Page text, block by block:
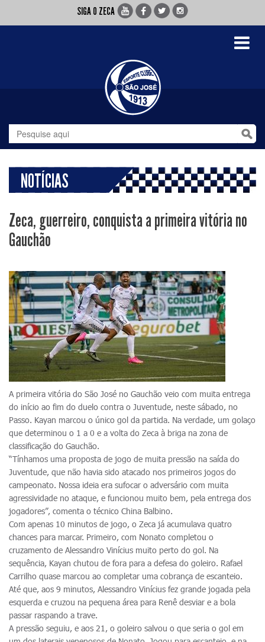
SIGA O ZECA
Toggle
NOTÍCIAS
Zeca, guerreiro, conquista a primeira vitória no
Gauchão
A primeira vitória do São José no Gauchão veio com muita entrega
do início ao fim do duelo contra o Juventude, neste sábado, no
Passo. Kayan marcou o único gol da partida. Na verdade, um golaço
que determinou o 1 a 0 e a volta do Zeca à briga na zona de
classificação do Gauchão.
“Tínhamos uma proposta de jogo de muita pressão na saída do
Juventude, que não havia sido atacado nos primeiros jogos do
campeonato. Nossa ideia era sufocar o adversário com muita
agressividade no ataque, e funcionou muito bem, pela entrega dos
jogadores”, comenta o técnico China Balbino.
Com apenas 10 minutos de jogo, o Zeca já acumulava quatro
chances para marcar. Primeiro, com Nonato completou o
cruzamento de Alessandro Vinícius muito perto do gol. Na
sequência, Kayan chutou de fora para a defesa do goleiro. Rafael
Carrilho quase marcou ao completar uma cobrança de escanteio.
Até que, aos 9 minutos, Alessandro Vinícius fez grande jogada pela
esquerda e cruzou na pequena área para Renê desviar e a bola
passar raspando a trave.
A pressão seguiu, e aos 21, o goleiro salvou o que seria o gol em